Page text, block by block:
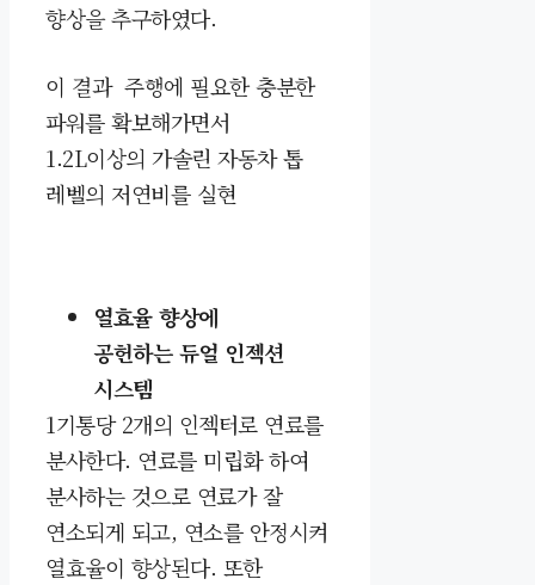
향상을 추구하였다.
이 결과 주행에 필요한 충분한
파워를 확보해가면서
1.2L이상의 가솔린 자동차 톱
레벨의 저연비를 실현
열효율 향상에
공헌하는듀얼 인젝션
시스템
1기통당 2개의 인젝터로 연료를
분사한다. 연료를 미립화 하여
분사하는 것으로 연료가 잘
연소되게 되고, 연소를 안정시켜
열효율이 향상된다. 또한